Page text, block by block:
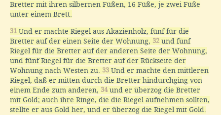
Bretter mit ihren silbernen Füßen, 16 Füße, je zwei Füße
unter einem Brett.
31 Und er machte Riegel aus Akazienholz, fünf für die
Bretter auf der einen Seite der Wohnung, 32 und fünf
Riegel für die Bretter auf der anderen Seite der Wohnung,
und fünf Riegel für die Bretter auf der Rückseite der
Wohnung nach Westen zu. 33 Und er machte den mittleren
Riegel, daß er mitten durch die Bretter hindurchging von
einem Ende zum anderen, 34und er überzog die Bretter
mit Gold; auch ihre Ringe, die die Riegel aufnehmen sollten,
stellte er aus Gold her, und er überzog die Riegel mit Gold.